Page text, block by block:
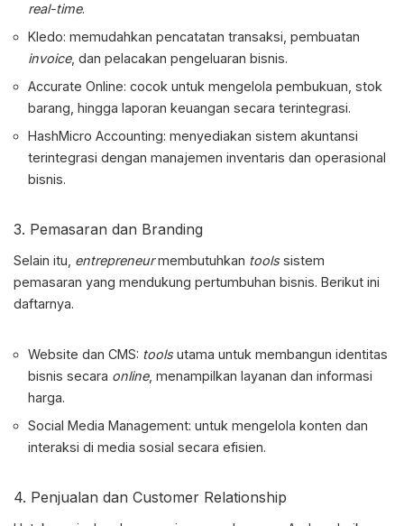
real-time.
Kledo: memudahkan pencatatan transaksi, pembuatan
invoice, dan pelacakan pengeluaran bisnis.
Accurate Online: cocok untuk mengelola pembukuan, stok
barang, hingga laporan keuangan secara terintegrasi.
HashMicro Accounting: menyediakan sistem akuntansi
terintegrasi dengan manajemen inventaris dan operasional
bisnis.
3. ⁠Pemasaran dan Branding
Selain itu, entrepreneurmembutuhkan toolssistem
pemasaran yang mendukung pertumbuhan bisnis. Berikut ini
daftarnya.
Website dan CMS: toolsutama untuk membangun identitas
bisnis secara online, menampilkan layanan dan informasi
harga.
Social Media Management: untuk mengelola konten dan
interaksi di media sosial secara efisien.
4. Penjualan dan Customer Relationship